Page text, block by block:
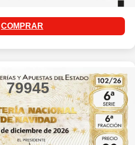
COMPRAR
79945